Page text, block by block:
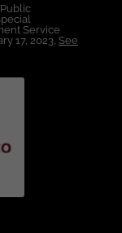
y
Oracle,
continua
Service
17, 2023, See